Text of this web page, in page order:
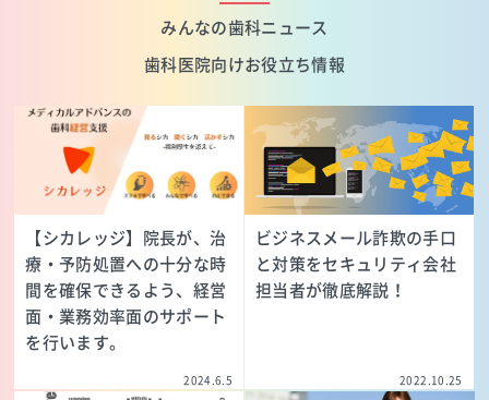
みんなの歯科ニュース
歯科医院向けお役立ち情報
【シカレッジ】院長が、治
療・予防処置への十分な時
間を確保できるよう、経営
面・業務効率面のサポート
を行います。
2024.6.5
ビジネスメール詐欺の手口
と対策をセキュリティ会社
担当者が徹底解説！
2022.10.25